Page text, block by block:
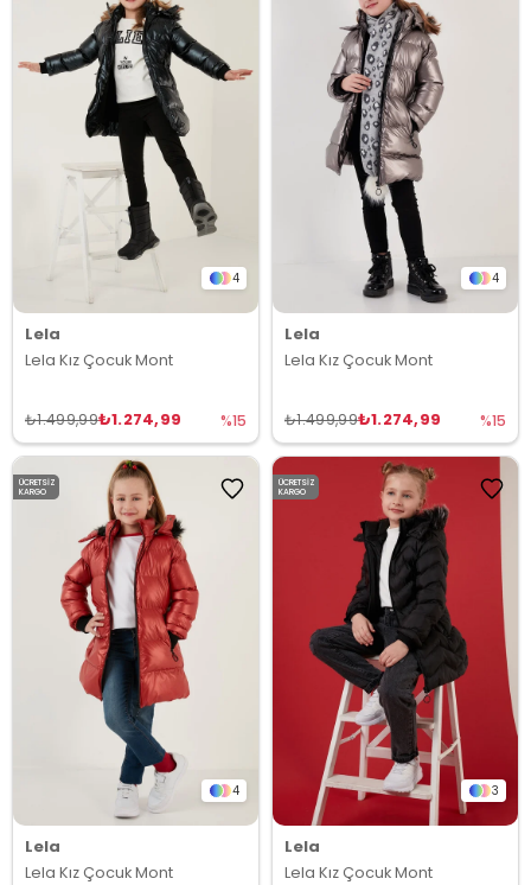
4
Lela
Lela Kız Çocuk Mont
₺1.274,99
₺1.499,99 %15
4
Lela
Lela Kız Çocuk Mont
₺1.274,99
₺1.499,99 %15
4
Lela
Lela Kız Çocuk Mont
ÜCRETSIZ
KARGO
3
Lela
Lela Kız Çocuk Mont
ÜCRETSIZ
KARGO